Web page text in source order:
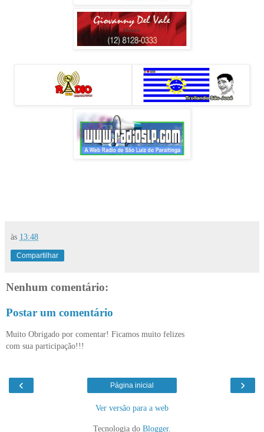
às 13:48
Compartilhar
Nenhum comentário:
Postar um comentário
Muito Obrigado por comentar! Ficamos muito felizes
com sua participação!!!
‹ ›
Página inicial
Ver versão para a web
Tecnologia do Blogger.